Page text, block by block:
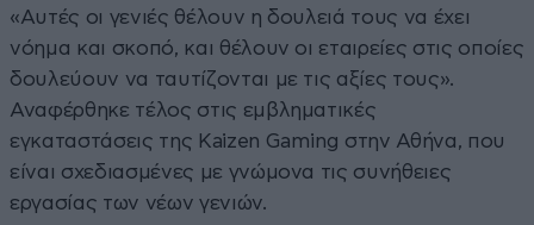
«Αυτές οι γενιές θέλουν η δουλειά τους να έχει
νόημα και σκοπό, και θέλουν οι εταιρείες στις οποίες
δουλεύουν να ταυτίζονται με τις αξίες τους».
Αναφέρθηκε τέλος στις εμβληματικές
εγκαταστάσεις της Kaizen Gaming στην Αθήνα, που
είναι σχεδιασμένες με γνώμονα τις συνήθειες
εργασίας των νέων γενιών.